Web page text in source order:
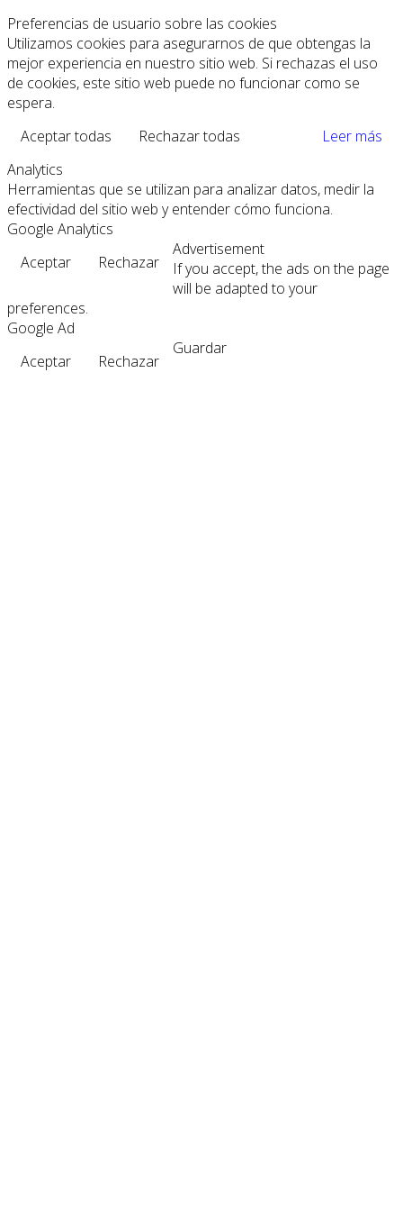
Preferencias de usuario sobre las cookies
Utilizamos cookies para asegurarnos de que obtengas la
mejor experiencia en nuestro sitio web. Si rechazas el uso
de cookies, este sitio web puede no funcionar como se
espera.
Aceptar todas
Rechazar todas
Leer más
Analytics
Herramientas que se utilizan para analizar datos, medir la
efectividad del sitio web y entender cómo funciona.
Google Analytics
Aceptar
Rechazar
Advertisement
If you accept, the ads on the page
will be adapted to your
preferences.
Google Ad
Aceptar
Rechazar
Guardar